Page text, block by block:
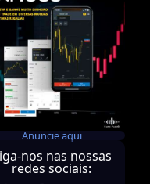
Anuncie aqui
nos nas nossas
redes sociais: